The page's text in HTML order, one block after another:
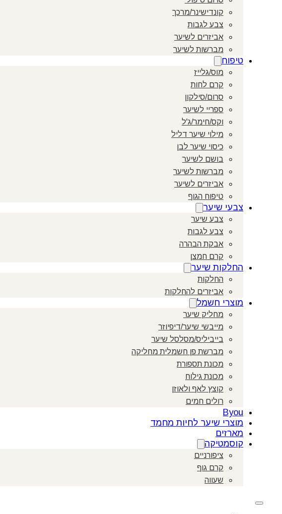
קונדישינר/מרכך
צבע לגבות
אביזרים לשיער
מברשות לשיער
טיפוח
מוס/גלייז
קרם לחות
סרום/סילקון
ספריי לשיער
וקס/חימר/ג'ל
מילוי שיער דליל
כיסוי שיער לבן
בושם לשיער
מברשות לשיער
אביזרים לשיער
טיפוח הגוף
צבעי שיער
צבע שיער
צבע לגבות
אבקת הבהרה
קרם חמצן
החלקות שיער
החלקות
אביזרים להחלקות
מוצרי חשמל
מחליק שיער
מייבשי שיער/דיפיוזר
בייביליס/מסלסל שיער
מברשת פן חשמלית מחליקה
מכונת תספורת
מכונת גילוח
קוצץ לאף ולאוזן
רולים חמים
Byou
מוצרי שיער לחיות מחמד
מארזים
קוסמטיקה
ציפורניים
קרם גוף
שעווה